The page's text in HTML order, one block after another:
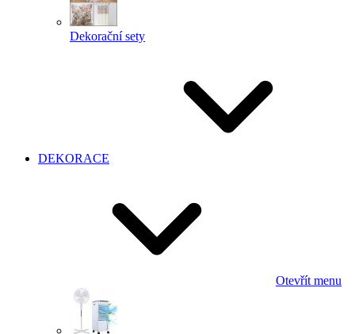
Dekorační sety
DEKORACE
Otevřít menu